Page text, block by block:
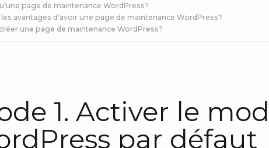
page de maintenance WordPress?
avantages d’avoir une page de maintenance WordPress?
une page de maintenance WordPress?
1. Activer le
par défaut